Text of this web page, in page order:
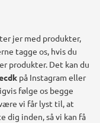
jer med produkter,
tagge os, hvis du
produkter. Det kan du
på Instagram eller
følge os begge
vi får lyst til, at
dig inden, så vi kan få